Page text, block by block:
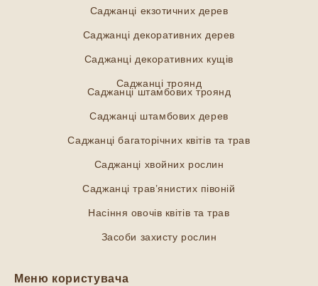
Саджанці екзотичних дерев
Саджанці декоративних дерев
Саджанці декоративних кущів
Саджанці троянд
Саджанці штамбових троянд
Саджанці штамбових дерев
Саджанці багаторічних квітів та трав
Саджанці хвойних рослин
Саджанці трав’янистих півоній
Насіння овочів квітів та трав
Засоби захисту рослин
Меню користувача